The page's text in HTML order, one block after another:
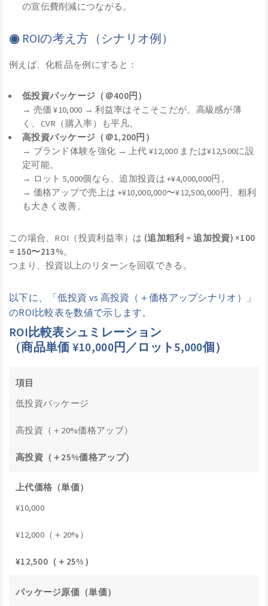
の宣伝費削減につながる。
◉ ROIの考え方（シナリオ例）
例えば、化粧品を例にすると：
低投資パッケージ（＠400円）
→ 売価 ¥10,000 → 利益率はそこそこだが、高級感が薄
く、CVR（購入率）も平凡。
高投資パッケージ（＠1,200円）
→ ブランド体験を強化 → 上代 ¥12,000 または¥12,500に設
定可能。
→ ロット 5,000個なら、追加投資は +¥4,000,000円。
→ 価格アップで売上は +¥10,000,000〜¥12,500,000円、粗利
も大きく改善。
この場合、ROI（投資利益率）は (追加粗利 ÷ 追加投資) ×100
= 150〜213%。
つまり、投資以上のリターンを回収できる。
以下に、「低投資 vs 高投資（＋価格アップシナリオ）」
のROI比較表を数値で示します。
ROI比較表シュミレーション
（商品単価 ¥10,000円／ロット5,000個）
項目
低投資パッケージ
高投資（＋20%価格アップ）
高投資（＋25%価格アップ）
上代価格（単価）
¥10,000
¥12,000（＋20%）
¥12,500（＋25%）
パッケージ原価（単価）